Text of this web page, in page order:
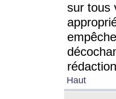
sur tous
Haut